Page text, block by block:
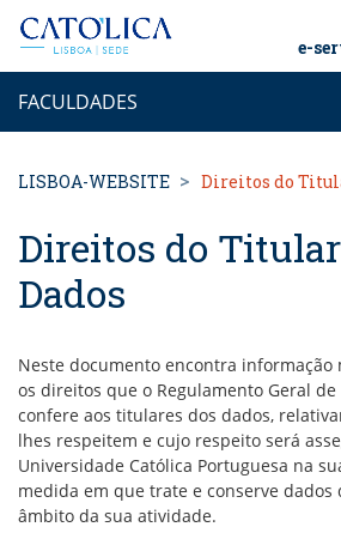
FACULDADES
e-
LISBOA-WEBSITE Direitos do
Direitos do
Dados
Neste documento encontra informação
os direitos que o Regulamento Geral de
confere aos titulares dos dados,
lhes respeitem e cujo respeito será
Universidade Católica Portuguesa na
medida em que trate e conserve
âmbito da sua atividade.